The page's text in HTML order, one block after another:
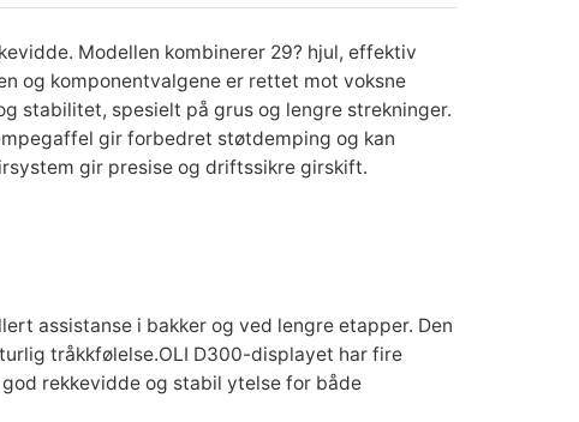
Modellen kombinerer 29? hjul, effektiv
og komponentvalgene er rettet mot voksne
stabilitet, spesielt på grus og lengre strekninger.
gir forbedret støtdemping og kan
gir presise og driftssikre girskift.
assistanse i bakker og ved lengre etapper. Den
tråkkfølelse.OLI D300-displayet har fire
rekkevidde og stabil ytelse for både